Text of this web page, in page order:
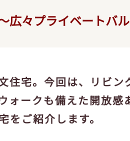
広々プライベートバ
住宅。今回は、リビン
ォークも備えた開放感
をご紹介します。